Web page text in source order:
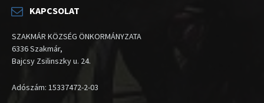
KAPCSOLAT
SZAKMÁR KÖZSÉG ÖNKORMÁNYZATA
6336 Szakmár,
Bajcsy Zsilinszky u. 24.
Adószám: 15337472-2-03